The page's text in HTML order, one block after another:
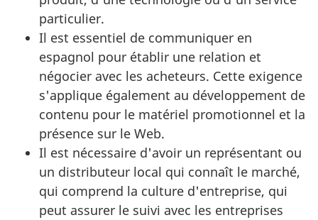
particulier.
Il est essentiel de communiquer en
espagnol pour établir une relation et
négocier avec les acheteurs. Cette exigence
s'applique également au développement de
contenu pour le matériel promotionnel et la
présence sur le Web.
Il est nécessaire d'avoir un représentant ou
un distributeur local qui connaît le marché,
qui comprend la culture d'entreprise, qui
peut assurer le suivi avec les entreprises